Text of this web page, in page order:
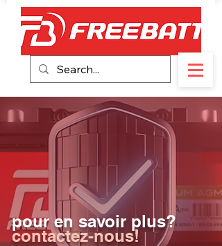
pour en savoir plus?
contactez-nous!